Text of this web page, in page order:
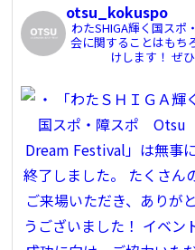
otsu_kokuspo
わたSHIGA輝く国スポ
会に関することはもち
けします！ ぜ